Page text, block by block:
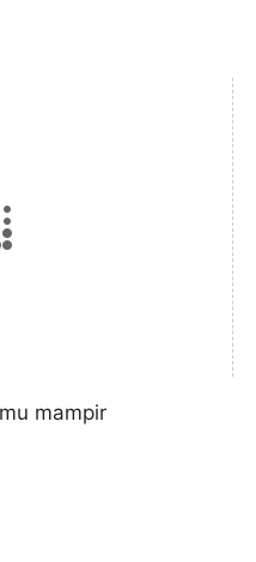
mampir